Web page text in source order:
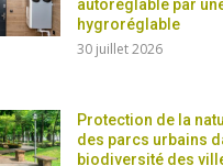
autoréglable par
hygroréglable
30 juillet 2026
Protection de la
des parcs urbains
biodiversité des